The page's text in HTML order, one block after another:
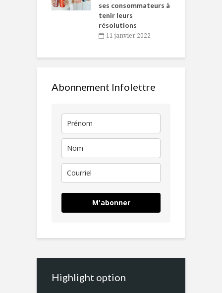
ses consommateurs à
tenir leurs
résolutions
11 janvier 2022
Abonnement Infolettre
M'abonner
Highlight option